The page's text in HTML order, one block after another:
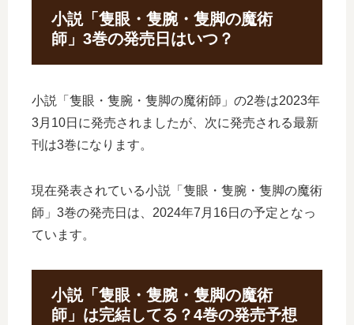
小説「隻眼・隻腕・隻脚の魔術
師」3巻の発売日はいつ？
小説「隻眼・隻腕・隻脚の魔術師」の2巻は2023年
3月10日に発売されましたが、次に発売される最新
刊は3巻になります。
現在発表されている小説「隻眼・隻腕・隻脚の魔術
師」3巻の発売日は、2024年7月16日の予定となっ
ています。
小説「隻眼・隻腕・隻脚の魔術
師」は完結してる？4巻の発売予想